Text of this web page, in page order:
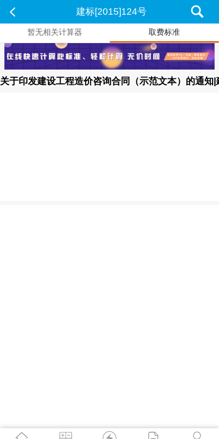
建标[2015]124号
暂无相关计算器 取费标准
关于印发建设工程造价咨询合同（示范文本）的通知